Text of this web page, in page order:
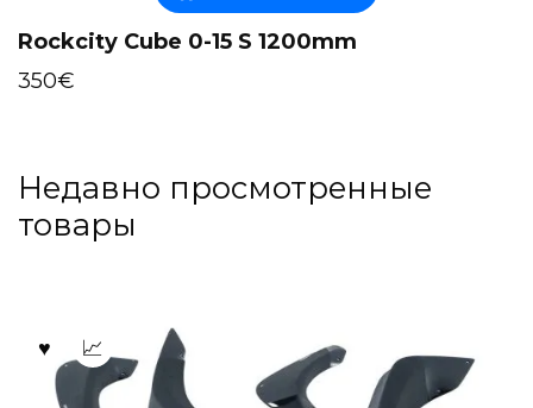
Rockcity Cube 0-15 S 1200mm
350€
Недавно просмотренные
товары